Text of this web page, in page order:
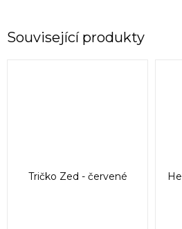
Související produkty
Tričko Zed - červené